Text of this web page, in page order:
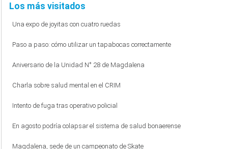
Los más visitados
Una expo de joyitas con cuatro ruedas
Paso a paso: cómo utilizar un tapabocas correctamente
Aniversario de la Unidad N° 28 de Magdalena
Charla sobre salud mental en el CRIM
Intento de fuga tras operativo policial
En agosto podría colapsar el sistema de salud bonaerense
Magdalena, sede de un campeonato de Skate